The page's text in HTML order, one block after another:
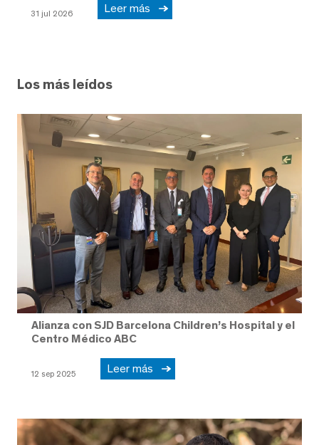
31 jul 2026 Leer más
Los más leídos
Alianza con SJD Barcelona Children’s Hospital y el
Centro Médico ABC
12 sep 2025 Leer más